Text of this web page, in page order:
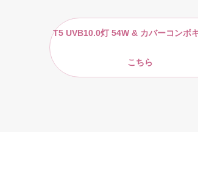
T5 UVB10.0灯 54W & カバーコンボ
こちら